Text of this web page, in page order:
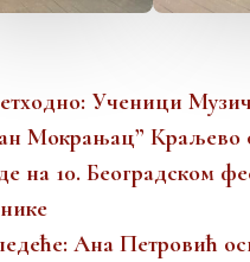
Ученици
Мокрањац” Краљево
на 10. Београдском
Ана Петровић